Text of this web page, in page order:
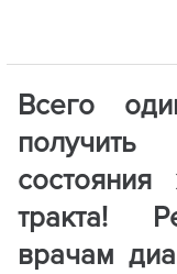
Всего
состояния
тракта!
врачам